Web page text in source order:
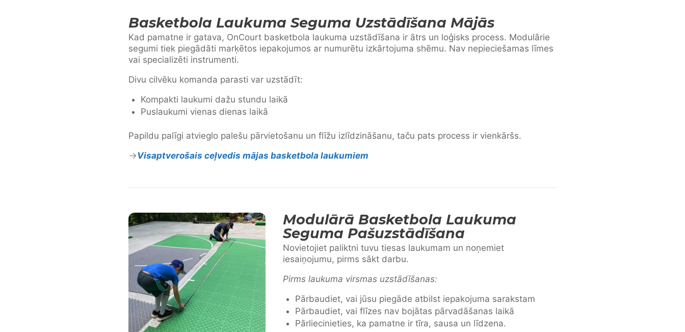
Basketbola Laukuma Seguma Uzstādīšana Mājās
Kad pamatne ir gatava, OnCourt basketbola laukuma uzstādīšana ir ātrs un loģisks process. Modulārie
segumi tiek piegādāti marķētos iepakojumos ar numurētu izkārtojuma shēmu. Nav nepieciešamas līmes
vai specializēti instrumenti.
Divu cilvēku komanda parasti var uzstādīt:
Kompakti laukumi dažu stundu laikā
Puslaukumi vienas dienas laikā
Papildu palīgi atvieglo palešu pārvietošanu un flīžu izlīdzināšanu, taču pats process ir vienkāršs.
Visaptverošais ceļvedis mājas basketbola laukumiem
Modulārā Basketbola Laukuma
Seguma Pašuzstādīšana
Novietojiet paliktni tuvu tiesas laukumam un noņemiet
iesaiņojumu, pirms sākt darbu.
Pirms laukuma virsmas uzstādīšanas:
Pārbaudiet, vai jūsu piegāde atbilst iepakojuma sarakstam
Pārbaudiet, vai flīzes nav bojātas pārvadāšanas laikā
Pārliecinieties, ka pamatne ir tīra, sausa un līdzena.